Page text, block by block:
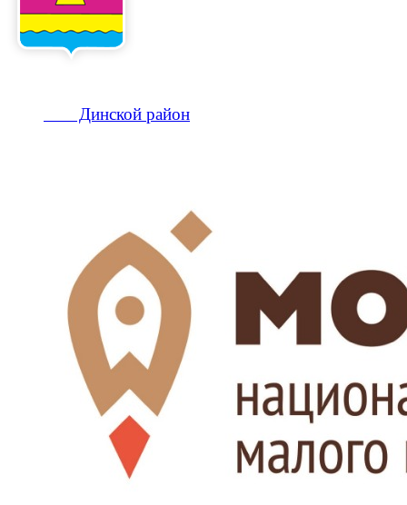
Динской район